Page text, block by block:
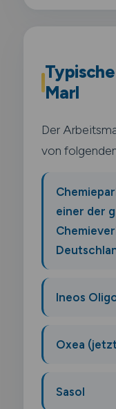
Marl
Der
von
einer der
Ineos
Oxea
Sasol